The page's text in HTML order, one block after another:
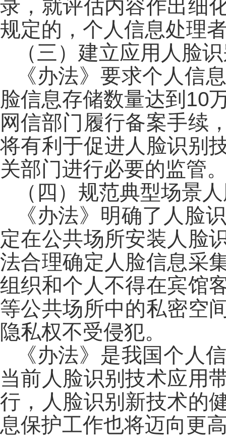
录，就评估内容作出细
规定的，个人信息处理
（三）建立应用人脸
《办法》要求个人信
脸信息存储数量达到10
网信部门履行备案手续
将有利于促进人脸识别
关部门进行必要的监管
（四）规范典型场景
《办法》明确了人脸
定在公共场所安装人脸
法合理确定人脸信息采
组织和个人不得在宾馆
等公共场所中的私密空
隐私权不受侵犯。
《办法》是我国个人
当前人脸识别技术应用
行，人脸识别新技术的
息保护工作也将迈向更